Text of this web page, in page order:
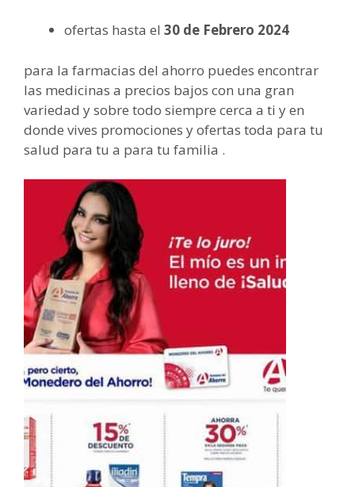
ofertas hasta el 30 de Febrero 2024
para la farmacias del ahorro puedes encontrar
las medicinas a precios bajos con una gran
variedad y sobre todo siempre cerca a ti y en
donde vives promociones y ofertas toda para tu
salud para tu a para tu familia .